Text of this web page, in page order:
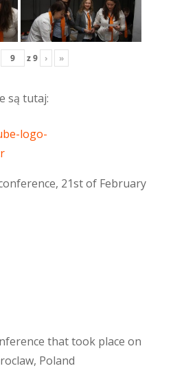
z9 › »
są tutaj:
21st of February
that took place on
Poland